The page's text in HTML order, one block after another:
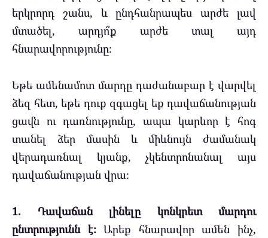
երկրորդ շանս, և ընդհանրապես արժե լավ
մտածել, արդյո՞ք արժե տալ այդ
հնարավորությունը։
Եթե ​​ամենամոտ մարդը դաժանաբար է վարվել
ձեզ հետ, եթե դուք զգացել եք դավաճանության
ցավն ու դառնությունը, ապա կարևոր է հոգ
տանել ձեր մասին և միևնույն ժամանակ
վերադառնալ կյանք, չկենտրոնանալ այս
դավաճանության վրա։
1. Դավաճան լինելը կոնկրետ մարդու
ընտրությունն է։Արեք հնարավոր ամեն ինչ,